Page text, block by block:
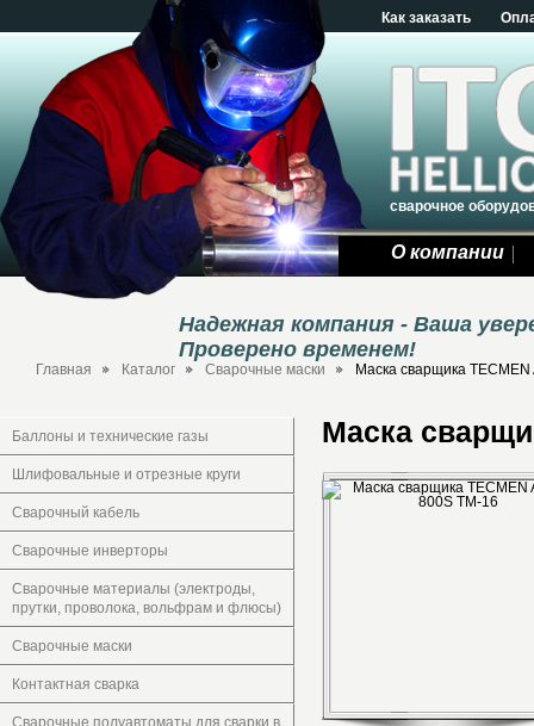
Как заказать
сварочное
О компании
Надежная компания - Ваша
Проверено временем!
Главная Каталог Сварочные маски Маска сварщика
Баллоны и технические газы
Шлифовальные и отрезные круги
Сварочный кабель
Сварочные инверторы
Сварочные материалы (электроды,
прутки, проволока, вольфрам и флюсы)
Сварочные маски
Контактная сварка
Сварочные полуавтоматы для сварки в
Маска